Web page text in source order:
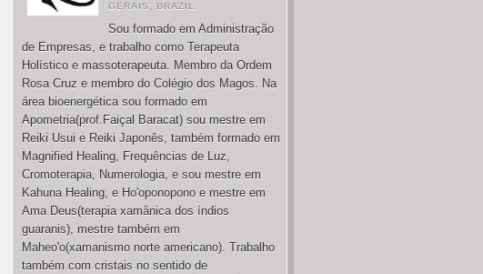
GERAIS, BRAZIL
Sou formado em Administração
de Empresas, e trabalho como Terapeuta
Holístico e massoterapeuta. Membro da Ordem
Rosa Cruz e membro do Colégio dos Magos. Na
área bioenergética sou formado em
Apometria(prof.Faiçal Baracat) sou mestre em
Reiki Usui e Reiki Japonês, também formado em
Magnified Healing, Frequências de Luz,
Cromoterapia, Numerologia, e sou mestre em
Kahuna Healing, e Ho'oponopono e mestre em
Ama Deus(terapia xamânica dos índios
guaranis), mestre também em
Maheo'o(xamanismo norte americano). Trabalho
também com cristais no sentido de